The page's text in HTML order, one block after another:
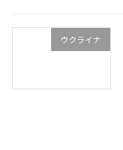
ウクライナ